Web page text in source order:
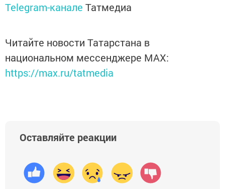
Telegram-канале Татмедиа
Читайте новости Татарстана в
национальном мессенджере MАХ:
https://max.ru/tatmedia
Оставляйте реакции